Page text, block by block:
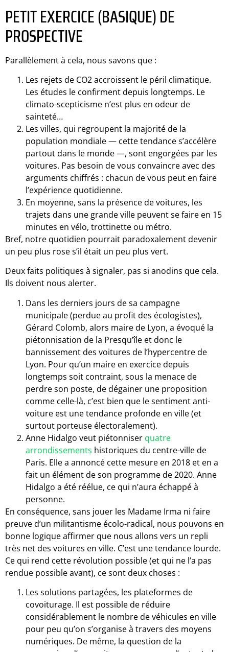
PETIT EXERCICE (BASIQUE) DE
PROSPECTIVE
Parallèlement à cela, nous savons que :
Les rejets de CO2 accroissent le péril climatique.
Les études le confirment depuis longtemps. Le
climato-scepticisme n’est plus en odeur de
sainteté…
Les villes, qui regroupent la majorité de la
population mondiale — cette tendance s’accélère
partout dans le monde —, sont engorgées par les
voitures. Pas besoin de vous convaincre avec des
arguments chiffrés : chacun de vous peut en faire
l’expérience quotidienne.
En moyenne, sans la présence de voitures, les
trajets dans une grande ville peuvent se faire en 15
minutes en vélo, trottinette ou métro.
Bref, notre quotidien pourrait paradoxalement devenir
un peu plus rose s’il était un peu plus vert.
Deux faits politiques à signaler, pas si anodins que cela.
Ils doivent nous alerter.
Dans les derniers jours de sa campagne
municipale (perdue au profit des écologistes),
Gérard Colomb, alors maire de Lyon, a évoqué la
piétonnisation de la Presqu’île et donc le
bannissement des voitures de l’hypercentre de
Lyon. Pour qu’un maire en exercice depuis
longtemps soit contraint, sous la menace de
perdre son poste, de dégainer une proposition
comme celle-là, c’est bien que le sentiment anti-
voiture est une tendance profonde en ville (et
surtout porteuse électoralement).
Anne Hidalgo veut piétonniser quatre
arrondissements historiques du centre-ville de
Paris. Elle a annoncé cette mesure en 2018 et en a
fait un élément de son programme de 2020. Anne
Hidalgo a été réélue, ce qui n’aura échappé à
personne.
En conséquence, sans jouer les Madame Irma ni faire
preuve d’un militantisme écolo-radical, nous pouvons en
bonne logique affirmer que nous allons vers un repli
très net des voitures en ville. C’est une tendance lourde.
Ce qui rend cette révolution possible (et qui ne l’a pas
rendue possible avant), ce sont deux choses :
Les solutions partagées, les plateformes de
covoiturage. Il est possible de réduire
considérablement le nombre de véhicules en ville
pour peu qu’on s’organise à travers des moyens
numériques. De même, la question de la